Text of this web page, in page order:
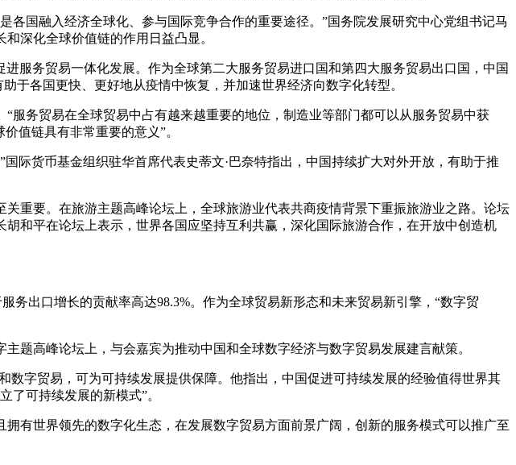
国融入经济全球化、参与国际竞争合作的重要途径。”国务院发展研究中心党组书记马
深化全球价值链的作用日益凸显。
服务贸易一体化发展。作为全球第二大服务贸易进口国和第四大服务贸易出口国，中国
于各国更快、更好地从疫情中恢复，并加速世界经济向数字化转型。
务贸易在全球贸易中占有越来越重要的地位，制造业等部门都可以从服务贸易中获
值链具有非常重要的意义”。
际货币基金组织驻华首席代表史蒂文·巴奈特指出，中国持续扩大对外开放，有助于推
重要。在旅游主题高峰论坛上，全球旅游业代表共商疫情背景下重振旅游业之路。论坛
和平在论坛上表示，世界各国应坚持互利共赢，深化国际旅游合作，在开放中创造机
务出口增长的贡献率高达98.3%。作为全球贸易新形态和未来贸易新引擎，“数字贸
高峰论坛上，与会嘉宾为推动中国和全球数字经济与数字贸易发展建言献策。
字贸易，可为可持续发展提供保障。他指出，中国促进可持续发展的经验值得世界其
了可持续发展的新模式”。
有世界领先的数字化生态，在发展数字贸易方面前景广阔，创新的服务模式可以推广至